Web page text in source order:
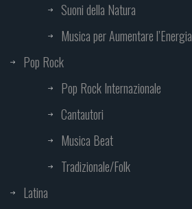
Suoni della Natura
Musica per Aumentare
Pop Rock
Pop Rock Internazionale
Cantautori
Musica Beat
Tradizionale/Folk
Latina